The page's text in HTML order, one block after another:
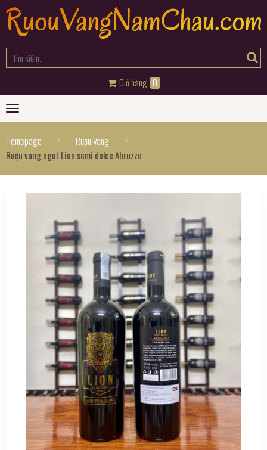
Giỏ hàng 0
Toggle
navigation
Homepage
> Rượu Vang >
Rượu vang ngọt Lion semi dolce Abruzzo